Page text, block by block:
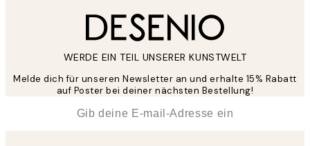
WERDE EIN TEIL UNSERER KUNSTWELT
Melde dich für unseren Newsletter an und erhalte 15% Rabatt
auf Poster bei deiner nächsten Bestellung!